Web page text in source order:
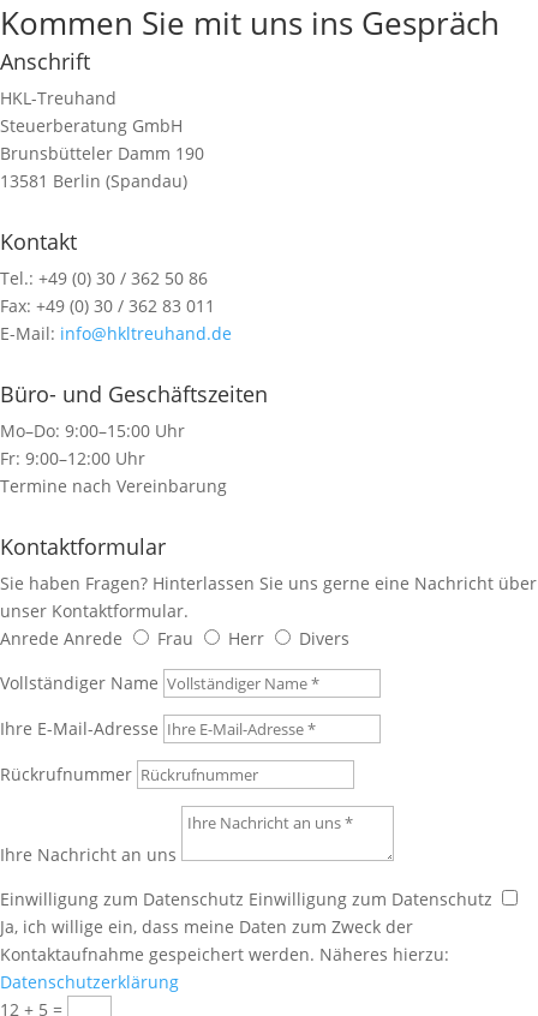
Kommen Sie mit uns ins Gespräch
Anschrift
HKL-Treuhand
Steuerberatung GmbH
Brunsbütteler Damm 190
13581 Berlin (Spandau)
Kontakt
Tel.: +49 (0) 30 / 362 50 86
Fax: +49 (0) 30 / 362 83 011
E-Mail: info@hkltreuhand.de
Büro- und Geschäftszeiten
Mo–Do: 9:00–15:00 Uhr
Fr: 9:00–12:00 Uhr
Termine nach Vereinbarung
Kontaktformular
Sie haben Fragen? Hinterlassen Sie uns gerne eine Nachricht über
unser Kontaktformular.
Anrede Anrede Frau Herr
Divers
Vollständiger Name
Ihre E-Mail-Adresse
Rückrufnummer
Ihre Nachricht an uns
Einwilligung zum Datenschutz Einwilligung zum Datenschutz
Ja, ich willige ein, dass meine Daten zum Zweck der
Kontaktaufnahme gespeichert werden. Näheres hierzu:
Datenschutzerklärung
12 + 5 =